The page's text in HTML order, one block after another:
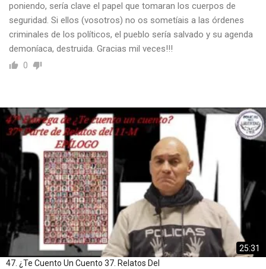
💥NECESITAMOS UN CAMBIO URGENTE💥
🎬CANAL PROPIO:
https://policiasporlalibertad.tv/
https://linktr.ee/policiasporlalibertad
💻 Policías por la Libertad:
https://www.policiasporlalibertad.com
📢Canal de Telegram:
https://t.me/policiasporlalibertad
📢Canal de Telegram de Galo Dabouza:
https://t.me/GaloDabouza
poniendo, sería clave el papel que tomaran los cuerpos de
seguridad. Si ellos (vosotros) no os sometíais a las órdenes
criminales de los políticos, el pueblo sería salvado y su agenda
demoníaca, destruida. Gracias mil veces!!!
0
25:31
47. ¿Te Cuento Un Cuento 37. Relatos Del